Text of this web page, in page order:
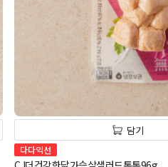
담기
다다익선